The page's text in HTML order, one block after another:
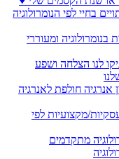
בחיי לפי הנומרולוגיה
ומעוררי
לנו הצלחה ושפע
אנרגיה חולפת לאנרגיה
מקצועיות לפי
מתקדמים